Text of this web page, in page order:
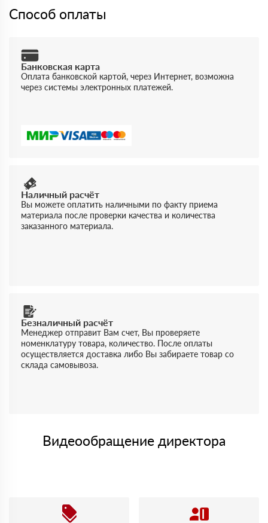
Способ оплаты
Банковская карта
Оплата банковской картой, через Интернет, возможна
через системы электронных платежей.
Наличный расчёт
Вы можете оплатить наличными по факту приема
материала после проверки качества и количества
заказанного материала.
Безналичный расчёт
Менеджер отправит Вам счет, Вы проверяете
номенклатуру товара, количество. После оплаты
осуществляется доставка либо Вы забираете товар со
склада самовывоза.
Видеообращение директора